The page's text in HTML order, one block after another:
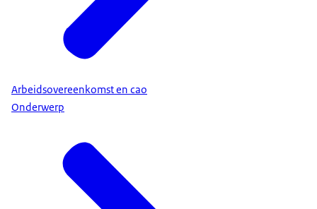
Arbeidsovereenkomst en cao
Onderwerp